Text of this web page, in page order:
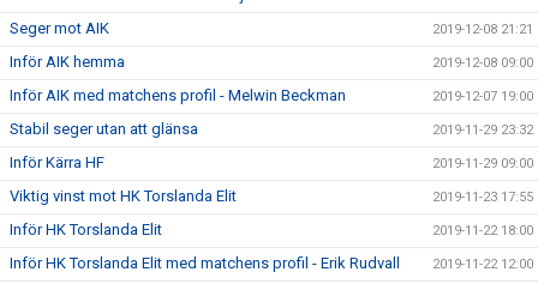
Seger mot AIK 2019-12-08 21:21
Inför AIK hemma 2019-12-08 09:00
Inför AIK med matchens profil - Melwin Beckman 2019-12-07 19:00
Stabil seger utan att glänsa 2019-11-29 23:32
Inför Kärra HF 2019-11-29 09:00
Viktig vinst mot HK Torslanda Elit 2019-11-23 17:55
Inför HK Torslanda Elit 2019-11-22 18:00
Inför HK Torslanda Elit med matchens profil - Erik Rudvall 2019-11-22 12:00